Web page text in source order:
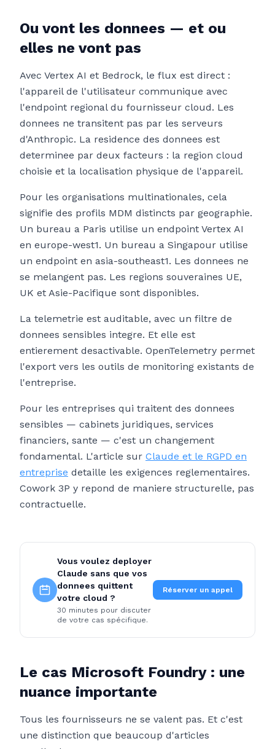
Ou vont les donnees — et ou
elles ne vont pas
Avec Vertex AI et Bedrock, le flux est direct :
l'appareil de l'utilisateur communique avec
l'endpoint regional du fournisseur cloud. Les
donnees ne transitent pas par les serveurs
d'Anthropic. La residence des donnees est
determinee par deux facteurs : la region cloud
choisie et la localisation physique de l'appareil.
Pour les organisations multinationales, cela
signifie des profils MDM distincts par geographie.
Un bureau a Paris utilise un endpoint Vertex AI
en europe-west1. Un bureau a Singapour utilise
un endpoint en asia-southeast1. Les donnees ne
se melangent pas. Les regions souveraines UE,
UK et Asie-Pacifique sont disponibles.
La telemetrie est auditable, avec un filtre de
donnees sensibles integre. Et elle est
entierement desactivable. OpenTelemetry permet
l'export vers les outils de monitoring existants de
l'entreprise.
Pour les entreprises qui traitent des donnees
sensibles — cabinets juridiques, services
financiers, sante — c'est un changement
fondamental. L'article sur Claude et le RGPD en
entreprise detaille les exigences reglementaires.
Cowork 3P y repond de maniere structurelle, pas
contractuelle.
Vous voulez deployer
Claude sans que vos
donnees quittent
votre cloud ?
30 minutes pour discuter
de votre cas spécifique.
Réserver un appel
Le cas Microsoft Foundry : une
nuance importante
Tous les fournisseurs ne se valent pas. Et c'est
une distinction que beaucoup d'articles